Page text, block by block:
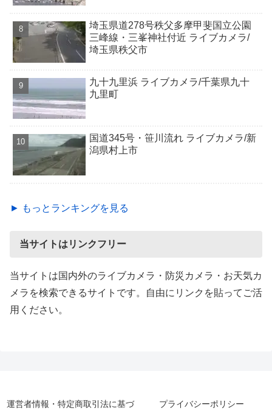
埼玉県道278号秩父多摩甲斐国立公園
三峰線・三峯神社付近 ライブカメラ/
埼玉県秩父市
九十九里浜 ライブカメラ/千葉県九十
九里町
国道345号・笹川流れ ライブカメラ/新
潟県村上市
► もっとランキングを見る
当サイトはリンクフリー
当サイトは国内外のライブカメラ・防災カメラ・お天気カ
メラを検索できるサイトです。自由にリンクを貼ってご活
用ください。
運営者情報・特定商取引法に基づ プライバシーポリシー